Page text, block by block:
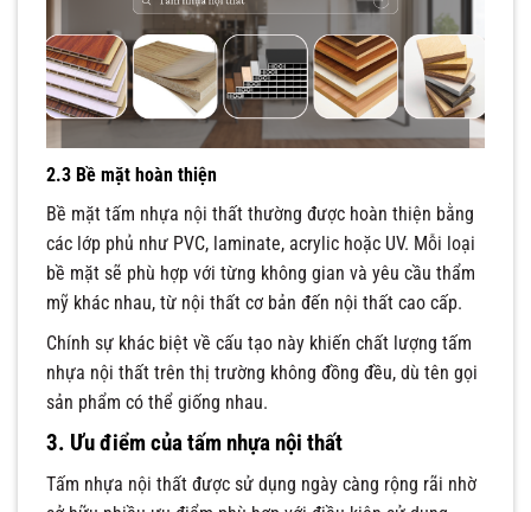
2.3 Bề mặt hoàn thiện
Bề mặt tấm nhựa nội thất thường được hoàn thiện bằng
các lớp phủ như PVC, laminate, acrylic hoặc UV. Mỗi loại
bề mặt sẽ phù hợp với từng không gian và yêu cầu thẩm
mỹ khác nhau, từ nội thất cơ bản đến nội thất cao cấp.
Chính sự khác biệt về cấu tạo này khiến chất lượng tấm
nhựa nội thất trên thị trường không đồng đều, dù tên gọi
sản phẩm có thể giống nhau.
3. Ưu điểm của tấm nhựa nội thất
Tấm nhựa nội thất được sử dụng ngày càng rộng rãi nhờ